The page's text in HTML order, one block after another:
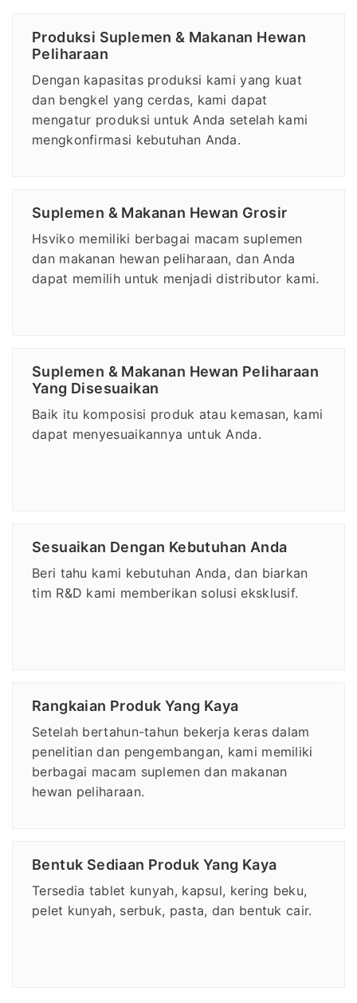
Produksi Suplemen & Makanan Hewan
Peliharaan
Dengan kapasitas produksi kami yang kuat
dan bengkel yang cerdas, kami dapat
mengatur produksi untuk Anda setelah kami
mengkonfirmasi kebutuhan Anda.
Suplemen & Makanan Hewan Grosir
Hsviko memiliki berbagai macam suplemen
dan makanan hewan peliharaan, dan Anda
dapat memilih untuk menjadi distributor kami.
Suplemen & Makanan Hewan Peliharaan
Yang Disesuaikan
Baik itu komposisi produk atau kemasan, kami
dapat menyesuaikannya untuk Anda.
Sesuaikan Dengan Kebutuhan Anda
Beri tahu kami kebutuhan Anda, dan biarkan
tim R&D kami memberikan solusi eksklusif.
Rangkaian Produk Yang Kaya
Setelah bertahun-tahun bekerja keras dalam
penelitian dan pengembangan, kami memiliki
berbagai macam suplemen dan makanan
hewan peliharaan.
Bentuk Sediaan Produk Yang Kaya
Tersedia tablet kunyah, kapsul, kering beku,
pelet kunyah, serbuk, pasta, dan bentuk cair.